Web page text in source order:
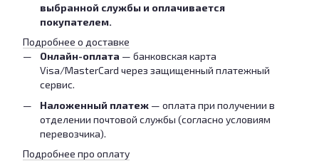
выбранной службы и оплачивается
покупателем.
Подробнее о доставке
Онлайн-оплата — банковская карта
Visa/MasterCard через защищенный платежный
сервис.
Наложенный платеж — оплата при получении в
отделении почтовой службы (согласно условиям
перевозчика).
Подробнее про оплату